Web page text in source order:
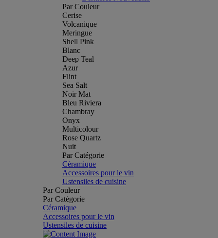
Par Couleur
Cerise
Volcanique
Meringue
Shell Pink
Blanc
Deep Teal
Azur
Flint
Sea Salt
Noir Mat
Bleu Riviera
Chambray
Onyx
Multicolour
Rose Quartz
Nuit
Par Catégorie
Céramique
Accessoires pour le vin
Ustensiles de cuisine
Par Couleur
Par Catégorie
Céramique
Accessoires pour le vin
Ustensiles de cuisine